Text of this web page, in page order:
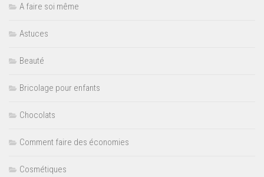
A faire soi même
Astuces
Beauté
Bricolage pour enfants
Chocolats
Comment faire des économies
Cosmétiques